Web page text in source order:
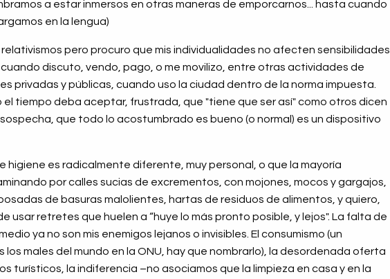
a estar inmersos en otras maneras de emporcarnos... hasta cuando
en la lengua)
pero procuro que mis individualidades no afecten sensibilidades
discuto, vendo, pago, o me movilizo, entre otras actividades de
privadas y públicas, cuando uso la ciudad dentro de la norma impuesta.
el tiempo deba aceptar, frustrada, que "tiene que ser así" como otros dicen
que todo lo acostumbrado es bueno (o normal) es un dispositivo
higiene es radicalmente diferente, muy personal, o que la mayoría
por calles sucias de excrementos, con mojones, mocos y gargajos,
de basuras malolientes, hartas de residuos de alimentos, y quiero,
usar retretes que huelen a “huye lo más pronto posible, y lejos". La falta de
ya no son mis enemigos lejanos o invisibles. El consumismo (un
males del mundo en la ONU, hay que nombrarlo), la desordenada oferta
turísticos, la indiferencia –no asociamos que la limpieza en casa y en la